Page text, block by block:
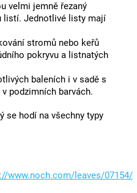
velmi jemně řezaný
listí. Jednotlivé listy mají
stromů nebo keřů
pokryvu a listnatých
baleních i v sadě s
podzimních barvách.
se hodí na všechny typy
www.noch.com/leaves/07154/